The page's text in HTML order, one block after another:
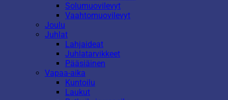
Solumuovilevyt
Vaahtomuovilevyt
Joulu
Juhlat
Lahjaideat
Juhlatarvikkeet
Pääsiäinen
Vapaa-aika
Kuntoilu
Laukut